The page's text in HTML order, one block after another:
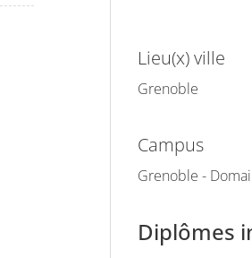
Lieu(x) ville
Grenoble
Campus
Grenoble -
Diplômes